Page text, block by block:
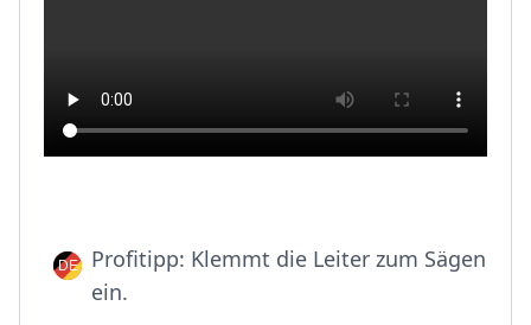
Profitipp: Klemmt die Leiter zum Sägen
ein.